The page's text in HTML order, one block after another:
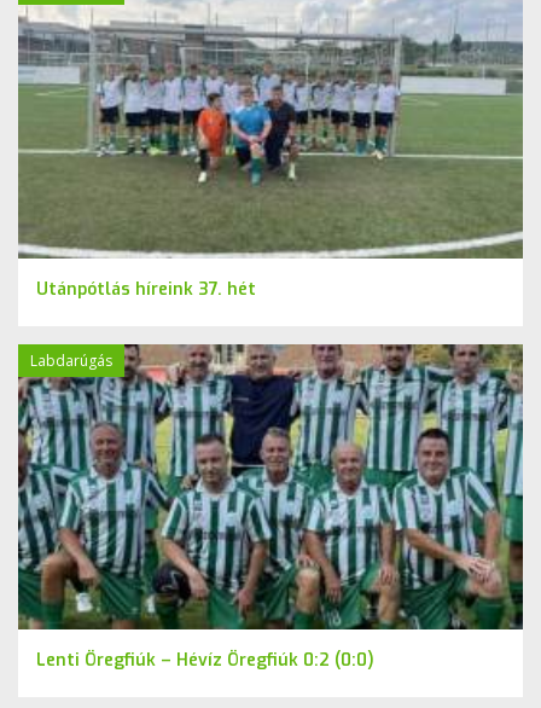
Utánpótlás híreink 37. hét
Labdarúgás
Lenti Öregfiúk – Hévíz Öregfiúk 0:2 (0:0)